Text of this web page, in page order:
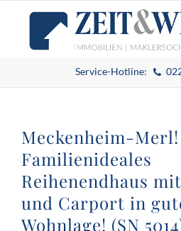
Service-Hotline:
Meckenheim-Merl!
Familienideales
Reihenendhaus
und Carport in
Wohnlage! (SN